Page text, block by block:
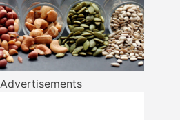
Advertisements